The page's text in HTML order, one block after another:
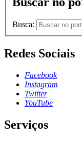
Busca:
Redes Sociais
Facebook
Instagram
Twitter
YouTube
Serviços